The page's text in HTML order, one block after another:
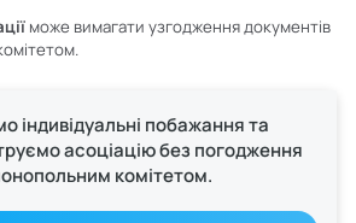
може вимагати узгодження документів
індивідуальні побажання та
асоціацію без погодження
комітетом.